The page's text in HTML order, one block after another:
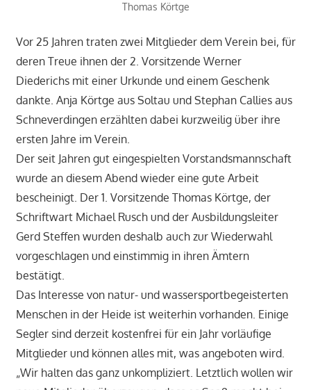
Thomas Körtge
Vor 25 Jahren traten zwei Mitglieder dem Verein bei, für
deren Treue ihnen der 2. Vorsitzende Werner
Diederichs mit einer Urkunde und einem Geschenk
dankte. Anja Körtge aus Soltau und Stephan Callies aus
Schneverdingen erzählten dabei kurzweilig über ihre
ersten Jahre im Verein.
Der seit Jahren gut eingespielten Vorstandsmannschaft
wurde an diesem Abend wieder eine gute Arbeit
bescheinigt. Der 1. Vorsitzende Thomas Körtge, der
Schriftwart Michael Rusch und der Ausbildungsleiter
Gerd Steffen wurden deshalb auch zur Wiederwahl
vorgeschlagen und einstimmig in ihren Ämtern
bestätigt.
Das Interesse von natur- und wassersportbegeisterten
Menschen in der Heide ist weiterhin vorhanden. Einige
Segler sind derzeit kostenfrei für ein Jahr vorläufige
Mitglieder und können alles mit, was angeboten wird.
„Wir halten das ganz unkompliziert. Letztlich wollen wir